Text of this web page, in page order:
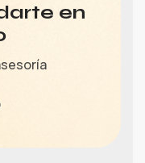
en